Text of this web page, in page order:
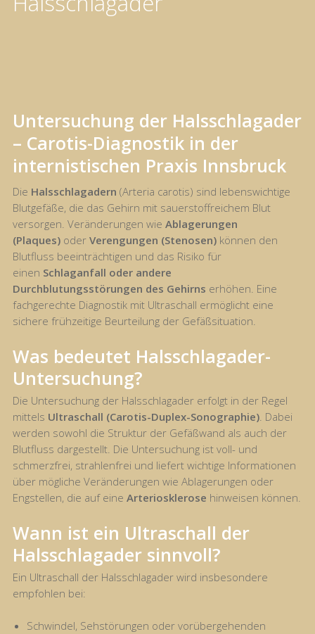
Untersuchung der Halsschlagader
– Carotis-Diagnostik in der
internistischen Praxis Innsbruck
Die Halsschlagadern (Arteria carotis) sind lebenswichtige
Blutgefäße, die das Gehirn mit sauerstoffreichem Blut
versorgen. Veränderungen wie Ablagerungen
(Plaques)oder Verengungen (Stenosen)können den
Blutfluss beeinträchtigen und das Risiko für
einen Schlaganfall oder andere
Durchblutungsstörungen des Gehirns erhöhen. Eine
fachgerechte Diagnostik mit Ultraschall ermöglicht eine
sichere frühzeitige Beurteilung der Gefäßsituation.
Was bedeutet Halsschlagader-
Untersuchung?
Die Untersuchung der Halsschlagader erfolgt in der Regel
mittels Ultraschall (Carotis-Duplex-Sonographie). Dabei
werden sowohl die Struktur der Gefäßwand als auch der
Blutfluss dargestellt. Die Untersuchung ist voll- und
schmerzfrei, strahlenfrei und liefert wichtige Informationen
über mögliche Veränderungen wie Ablagerungen oder
Engstellen, die auf eine Arteriosklerose hinweisen können.
Wann ist ein Ultraschall der
Halsschlagader sinnvoll?
Ein Ultraschall der Halsschlagader wird insbesondere
empfohlen bei:
Schwindel, Sehstörungen oder vorübergehenden